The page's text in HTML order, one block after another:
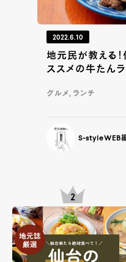
2022.6.10
地元民が教える
ススメの牛たん
グルメ, ランチ
S-styleWEB